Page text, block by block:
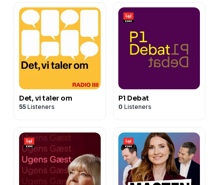
Det, vi taler om
55 Listeners
P1 Debat
0 Listeners